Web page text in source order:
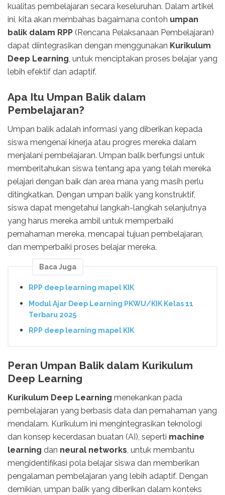
kualitas pembelajaran secara keseluruhan. Dalam artikel
ini, kita akan membahas bagaimana contoh umpan
balik dalam RPP (Rencana Pelaksanaan Pembelajaran)
dapat diintegrasikan dengan menggunakan Kurikulum
Deep Learning, untuk menciptakan proses belajar yang
lebih efektif dan adaptif.
Apa Itu Umpan Balik dalam
Pembelajaran?
Umpan balik adalah informasi yang diberikan kepada
siswa mengenai kinerja atau progres mereka dalam
menjalani pembelajaran. Umpan balik berfungsi untuk
memberitahukan siswa tentang apa yang telah mereka
pelajari dengan baik dan area mana yang masih perlu
ditingkatkan. Dengan umpan balik yang konstruktif,
siswa dapat mengetahui langkah-langkah selanjutnya
yang harus mereka ambil untuk memperbaiki
pemahaman mereka, mencapai tujuan pembelajaran,
dan memperbaiki proses belajar mereka.
Baca Juga
RPP deep learning mapel KIK
Modul Ajar Deep Learning PKWU/KIK Kelas 11
Terbaru 2025
RPP deep learning mapel KIK
Peran Umpan Balik dalam Kurikulum
Deep Learning
Kurikulum Deep Learning menekankan pada
pembelajaran yang berbasis data dan pemahaman yang
mendalam. Kurikulum ini mengintegrasikan teknologi
dan konsep kecerdasan buatan (AI), seperti machine
learning dan neural networks, untuk membantu
mengidentifikasi pola belajar siswa dan memberikan
pengalaman pembelajaran yang lebih adaptif. Dengan
demikian, umpan balik yang diberikan dalam konteks